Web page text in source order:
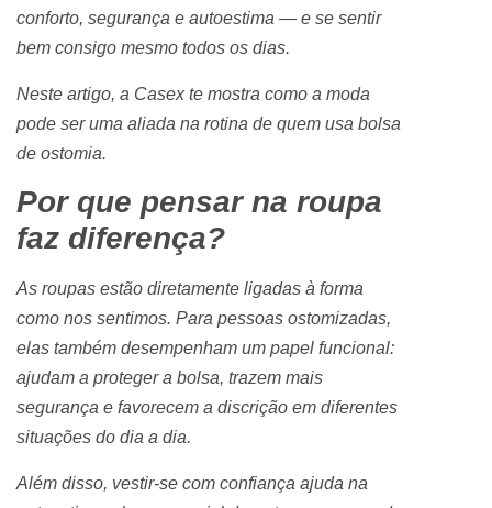
conforto, segurança e autoestima — e se sentir
bem consigo mesmo todos os dias.
Neste artigo, a Casex te mostra como a moda
pode ser uma aliada na rotina de quem usa bolsa
de ostomia.
Por que pensar na roupa
faz diferença?
As roupas estão diretamente ligadas à forma
como nos sentimos. Para pessoas ostomizadas,
elas também desempenham um papel funcional:
ajudam a proteger a bolsa, trazem mais
segurança e favorecem a discrição em diferentes
situações do dia a dia.
Além disso, vestir-se com confiança ajuda na